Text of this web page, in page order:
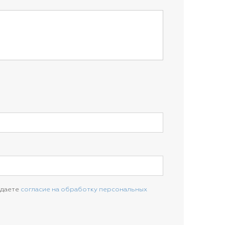
согласие на обработку персональных